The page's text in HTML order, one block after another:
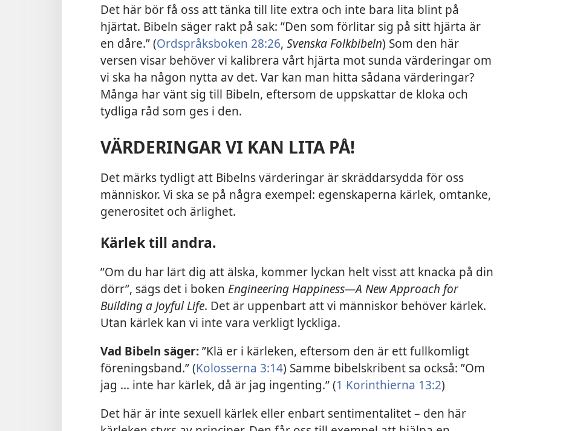
Det här bör få oss att tänka till lite extra och inte bara lita blint på
hjärtat. Bibeln säger rakt på sak: ”Den som förlitar sig på sitt hjärta är
en dåre.” (Ordspråksboken 28:26, Svenska Folkbibeln) Som den här
versen visar behöver vi kalibrera vårt hjärta mot sunda värderingar om
vi ska ha någon nytta av det. Var kan man hitta sådana värderingar?
Många har vänt sig till Bibeln, eftersom de uppskattar de kloka och
tydliga råd som ges i den.
VÄRDERINGAR VI KAN LITA PÅ!
Det märks tydligt att Bibelns värderingar är skräddarsydda för oss
människor. Vi ska se på några exempel: egenskaperna kärlek, omtanke,
generositet och ärlighet.
Kärlek till andra.
”Om du har lärt dig att älska, kommer lyckan helt visst att knacka på din
dörr”, sägs det i boken Engineering Happiness—A New Approach for
Building a Joyful Life. Det är uppenbart att vi människor behöver kärlek.
Utan kärlek kan vi inte vara verkligt lyckliga.
Vad Bibeln säger:”Klä er i kärleken, eftersom den är ett fullkomligt
föreningsband.” (Kolosserna 3:14) Samme bibelskribent sa också: ”Om
jag ... inte har kärlek, då är jag ingenting.” (1 Korinthierna 13:2)
Det här är inte sexuell kärlek eller enbart sentimentalitet – den här